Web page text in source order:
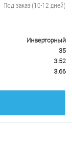
Под заказ (10-12 дней)
Инверторный
35
3.52
3.66